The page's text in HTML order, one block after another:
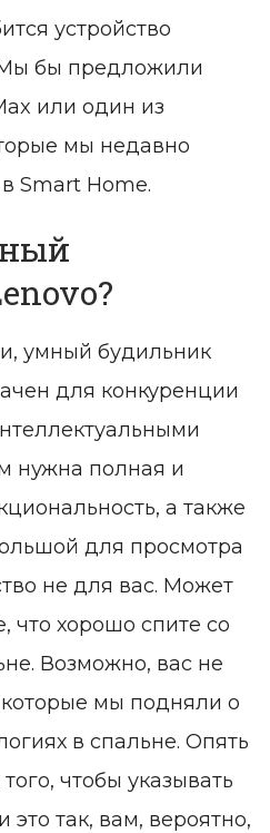
устройство
бы предложили
или один из
мы недавно
Smart Home.
умный будильник
для конкуренции
нужна полная и
а также
для просмотра
не для вас. Может
что хорошо спите со
Возможно, вас не
мы подняли о
в спальне. Опять
чтобы указывать
это так, вам, вероятно,